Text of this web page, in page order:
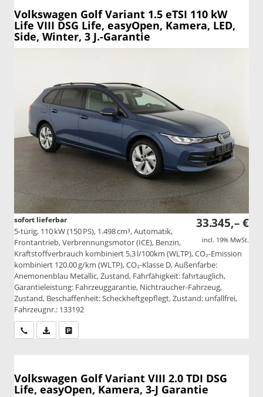
Volkswagen Golf Variant 1.5 eTSI 110 kW
Life VIII DSG Life, easyOpen, Kamera, LED,
Side, Winter, 3 J.-Garantie
33.345,– €
incl. 19% MwSt.
sofort lieferbar
5-türig, 110 kW (150 PS), 1.498 cm³, Automatik,
Frontantrieb, Verbrennungsmotor (ICE), Benzin,
Kraftstoffverbrauch kombiniert 5,3 l/100km (WLTP), CO₂-Emission
kombiniert 120.00 g/km (WLTP), CO₂-Klasse D, Außenfarbe:
Anemonenblau Metallic, Zustand, Fahrfähigkeit: fahrtauglich,
Garantieleistung: Fahrzeuggarantie, Nichtraucher-Fahrzeug,
Zustand, Beschaffenheit: Scheckheftgepflegt, Zustand: unfallfrei,
Fahrzeugnr.: 133192
Wir rufen Sie anPDF-Datei, Fahrzeugexposé drucken
Volkswagen Golf Variant VIII 2.0 TDI DSG
Life, easyOpen, Kamera, 3-J Garantie